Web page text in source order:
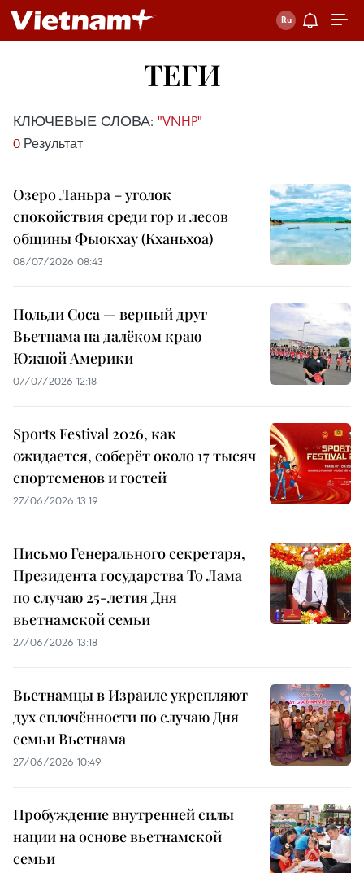
ТЕГИ
КЛЮЧЕВЫЕ СЛОВА: "VNHP"
0 Результат
Озеро Ланьра – уголок
спокойствия среди гор и лесов
общины Фыокхау (Кханьхоа)
08/07/2026 08:43
Польди Соса — верный друг
Вьетнама на далёком краю
Южной Америки
07/07/2026 12:18
Sports Festival 2026, как
ожидается, соберёт около 17 тысяч
спортсменов и гостей
27/06/2026 13:19
Письмо Генерального секретаря,
Президента государства То Лама
по случаю 25-летия Дня
вьетнамской семьи
27/06/2026 13:18
Вьетнамцы в Израиле укрепляют
дух сплочённости по случаю Дня
семьи Вьетнама
27/06/2026 10:49
Пробуждение внутренней силы
нации на основе вьетнамской
семьи